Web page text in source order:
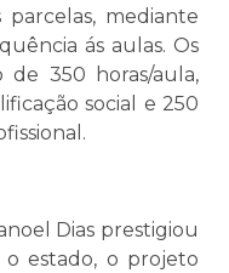
mediante
ás aulas. Os
de 350 horas/aula,
social e 250
Dias prestigiou
estado, o projeto